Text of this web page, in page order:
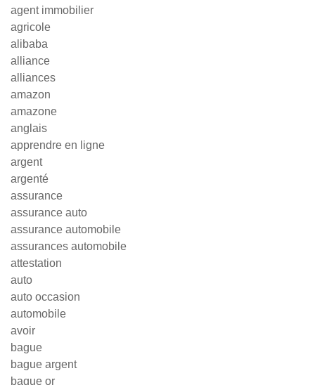
agent immobilier
agricole
alibaba
alliance
alliances
amazon
amazone
anglais
apprendre en ligne
argent
argenté
assurance
assurance auto
assurance automobile
assurances automobile
attestation
auto
auto occasion
automobile
avoir
bague
bague argent
bague or